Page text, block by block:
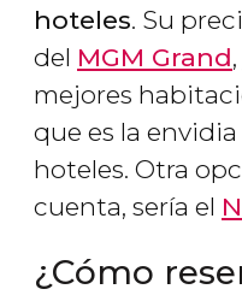
hoteles. Su
del MGM Grand
mejores
que es la
hoteles. Otra
cuenta, sería el
¿Cómo